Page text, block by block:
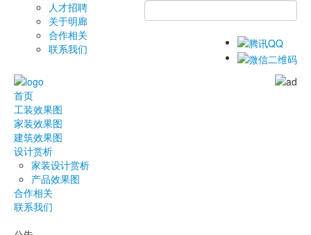
人才招聘
关于明廊
合作相关
联系我们
首页
工装效果图
家装效果图
建筑效果图
设计赏析
家装设计赏析
产品效果图
合作相关
联系我们